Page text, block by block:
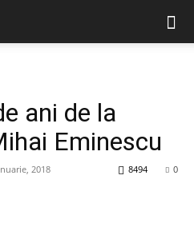
ani de la
Eminescu
2018 0
8494